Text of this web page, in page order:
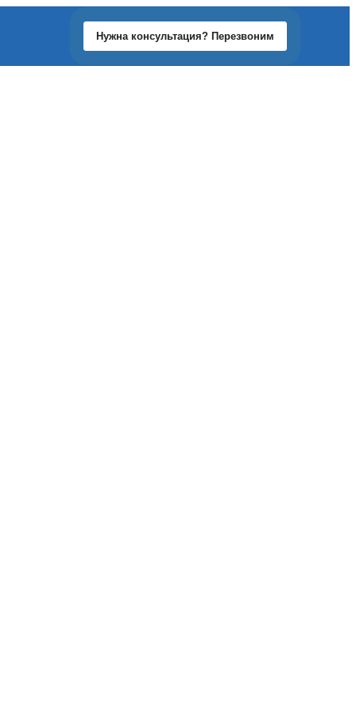
Нужна консультация? Перезвоним